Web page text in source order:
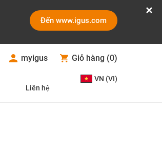
Đến www.igus.com
myigus Giỏ hàng (0)
Liên hệ
VN (VI)